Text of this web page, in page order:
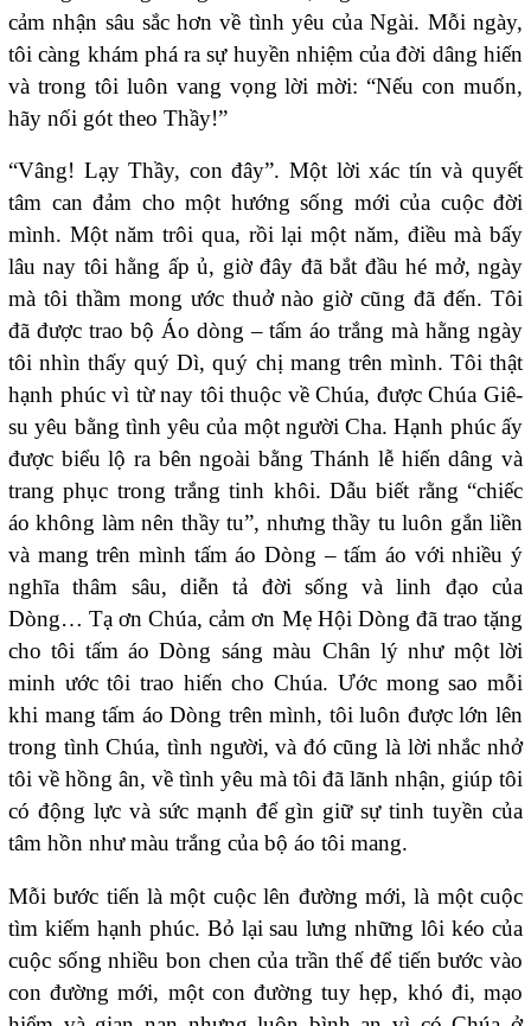
cảm nhận sâu sắc hơn về tình yêu của Ngài. Mỗi ngày,
tôi càng khám phá ra sự huyền nhiệm của đời dâng hiến
và trong tôi luôn vang vọng lời mời: “Nếu con muốn,
hãy nối gót theo Thầy!”
“Vâng! Lạy Thầy, con đây”. Một lời xác tín và quyết
tâm can đảm cho một hướng sống mới của cuộc đời
mình. Một năm trôi qua, rồi lại một năm, điều mà bấy
lâu nay tôi hằng ấp ủ, giờ đây đã bắt đầu hé mở, ngày
mà tôi thầm mong ước thuở nào giờ cũng đã đến. Tôi
đã được trao bộ Áo dòng – tấm áo trắng mà hằng ngày
tôi nhìn thấy quý Dì, quý chị mang trên mình. Tôi thật
hạnh phúc vì từ nay tôi thuộc về Chúa, được Chúa Giê-
su yêu bằng tình yêu của một người Cha. Hạnh phúc ấy
được biểu lộ ra bên ngoài bằng Thánh lễ hiến dâng và
trang phục trong trắng tinh khôi. Dẫu biết rằng “chiếc
áo không làm nên thầy tu”, nhưng thầy tu luôn gắn liền
và mang trên mình tấm áo Dòng – tấm áo với nhiều ý
nghĩa thâm sâu, diễn tả đời sống và linh đạo của
Dòng… Tạ ơn Chúa, cảm ơn Mẹ Hội Dòng đã trao tặng
cho tôi tấm áo Dòng sáng màu Chân lý như một lời
minh ước tôi trao hiến cho Chúa. Ước mong sao mỗi
khi mang tấm áo Dòng trên mình, tôi luôn được lớn lên
trong tình Chúa, tình người, và đó cũng là lời nhắc nhở
tôi về hồng ân, về tình yêu mà tôi đã lãnh nhận, giúp tôi
có động lực và sức mạnh để gìn giữ sự tinh tuyền của
tâm hồn như màu trắng của bộ áo tôi mang.
Mỗi bước tiến là một cuộc lên đường mới, là một cuộc
tìm kiếm hạnh phúc. Bỏ lại sau lưng những lôi kéo của
cuộc sống nhiều bon chen của trần thế để tiến bước vào
con đường mới, một con đường tuy hẹp, khó đi, mạo